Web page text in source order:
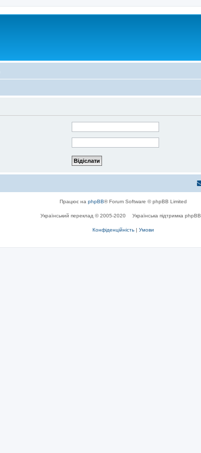
Працює на phpBB® Forum Software © phpBB Limited
Український переклад © 2005-2020 Українська підтримка phpBB
Конфіденційність | Умови